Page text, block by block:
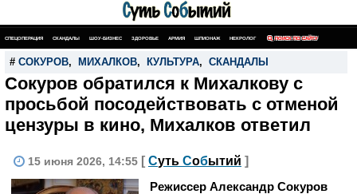
СПЕЦОПЕРАЦИЯ СКАНДАЛЫ ШОУ-БИЗНЕС ЗДОРОВЬЕ АРМИЯ ШПИОНАЖ НЕКРОЛОГ ПОИСК ПО САЙТУ
# СОКУРОВ, МИХАЛКОВ, КУЛЬТУРА, СКАНДАЛЫ
Сокуров обратился к Михалкову с
просьбой посодействовать с отменой
цензуры в кино, Михалков ответил
15 июня 2026, 14:55 [ Суть Событий ]
Режиссер Александр Сокуров